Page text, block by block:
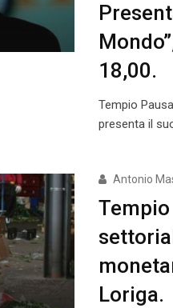
18,00.
Tempio
presenta il
Antonio
Loriga.